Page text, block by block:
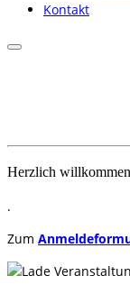
Kontakt
Herzlich
.
Zum